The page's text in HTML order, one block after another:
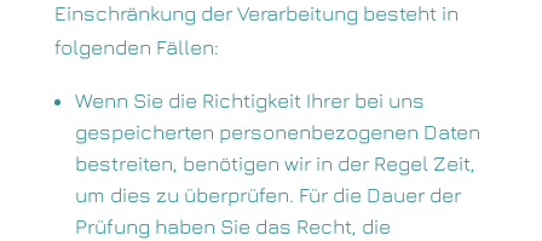
Einschränkung der Verarbeitung besteht in
folgenden Fällen:
Wenn Sie die Richtigkeit Ihrer bei uns
gespeicherten personenbezogenen Daten
bestreiten, benötigen wir in der Regel Zeit,
um dies zu überprüfen. Für die Dauer der
Prüfung haben Sie das Recht, die